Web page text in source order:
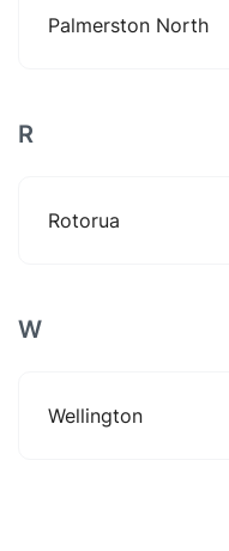
Palmerston North
R
Rotorua
W
Wellington